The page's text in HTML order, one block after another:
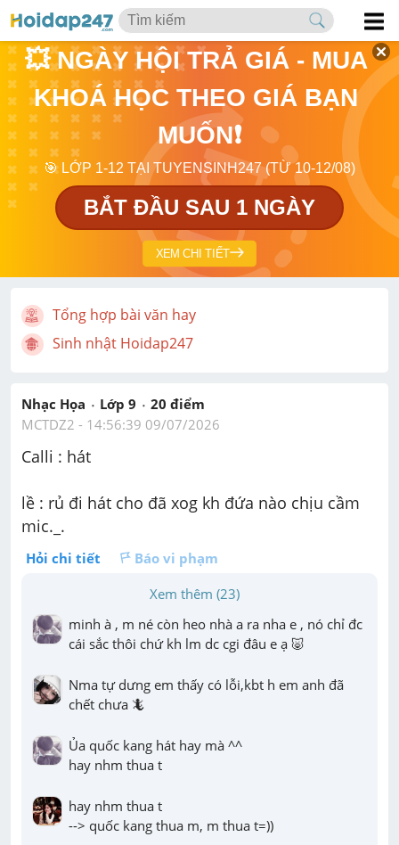
💥 NGÀY HỘI TRẢ GIÁ - MUA
KHOÁ HỌC THEO GIÁ BẠN
MUỐN❗
🎯 LỚP 1-12 TẠI TUYENSINH247 (TỪ 10-12/08)
BẮT ĐẦU SAU 1 NGÀY
XEM CHI TIẾT
Tổng hợp bài văn hay
Sinh nhật Hoidap247
Nhạc Họa Lớp 9 20 điểm
MCTDZ2 - 14:56:39 09/07/2026
Calli : hát
lề : rủ đi hát cho đã xog kh đứa nào chịu cầm
mic._.
Hỏi chi tiết
Báo vi phạm
Xem thêm (23)
minh à , m né còn heo nhà a ra nha e , nó chỉ đc
cái sắc thôi chứ kh lm dc cgi đâu e ạ 🐷
Nma tự dưng em thấy có lỗi,kbt h em anh đã
chết chưa 🦎
Ủa quốc kang hát hay mà ^^
hay nhm thua t
hay nhm thua t
--> quốc kang thua m, m thua t=))